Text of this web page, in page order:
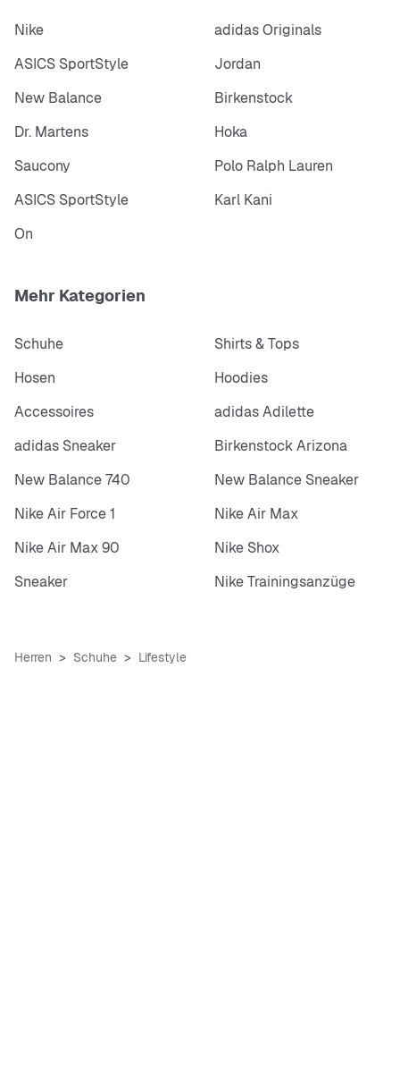
Nike
adidas Originals
ASICS SportStyle
Jordan
New Balance
Birkenstock
Dr. Martens
Hoka
Saucony
Polo Ralph Lauren
ASICS SportStyle
Karl Kani
On
Mehr Kategorien
Schuhe
Shirts & Tops
Hosen
Hoodies
Accessoires
adidas Adilette
adidas Sneaker
Birkenstock Arizona
New Balance 740
New Balance Sneaker
Nike Air Force 1
Nike Air Max
Nike Air Max 90
Nike Shox
Sneaker
Nike Trainingsanzüge
Herren Schuhe Lifestyle